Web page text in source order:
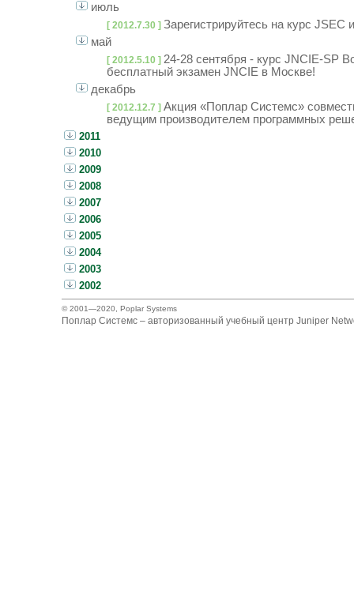
июль
[ 2012.7.30 ] Зарегистрируйтесь на курс JSEC
май
[ 2012.5.10 ] 24-28 сентября - курс JNCIE-SP
бесплатный экзамен JNCIE в Москве!
декабрь
[ 2012.12.7 ] Акция «Поплар Системс»
ведущим производителем программных
2011
2010
2009
2008
2007
2006
2005
2004
2003
2002
© 2001—2020, Poplar Systems
Поплар Системс – авторизованный учебный центр Juniper